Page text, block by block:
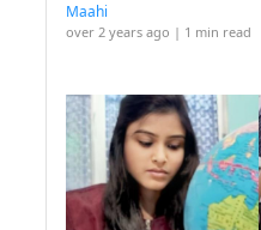
Maahi
over 2 years ago | 1 min read